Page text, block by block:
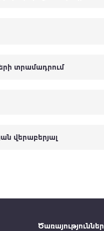
տրամադրում
վերաբերյալ
Ծառայություններ